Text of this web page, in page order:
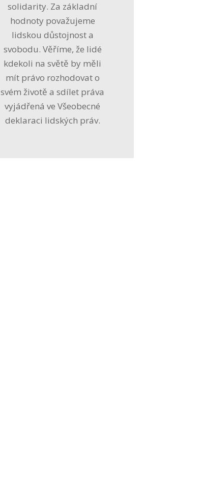
solidarity. Za základní
hodnoty považujeme
lidskou důstojnost a
svobodu. Věříme, že lidé
kdekoli na světě by měli
mít právo rozhodovat o
svém životě a sdílet práva
vyjádřená ve Všeobecné
deklaraci lidských práv.